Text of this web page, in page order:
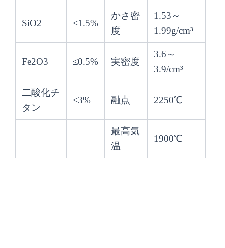
SiO2 ≤1.5%
かさ密
度
1.53～
1.99g/cm³
Fe2O3 ≤0.5% 実密度
3.6～
3.9/cm³
二酸化チ
タン
≤3% 融点 2250℃
最高気
温
1900℃